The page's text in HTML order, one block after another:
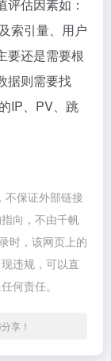
估因素如：
索引量、用户
要还是需要根
据则需要找
IP、PV、跳
不保证外部链接
向，不由千帆
时，该网页上的
违规，可以直
何责任。
享！